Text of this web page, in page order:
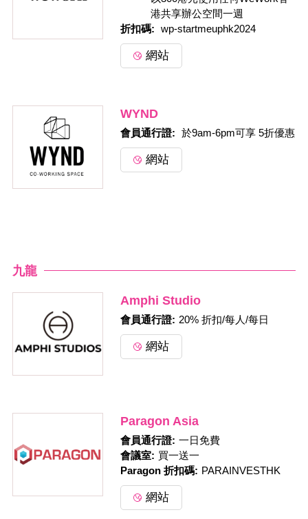
港共享辦公空間一週
折扣碼: wp-startmeuphk2024
網站
WYND
會員通行證: 於9am-6pm可享 5折優惠
網站
九龍
Amphi Studio
會員通行證: 20% 折扣/每人/每日
網站
Paragon Asia
會員通行證: 一日免費
會議室: 買一送一
Paragon 折扣碼: PARAINVESTHK
網站